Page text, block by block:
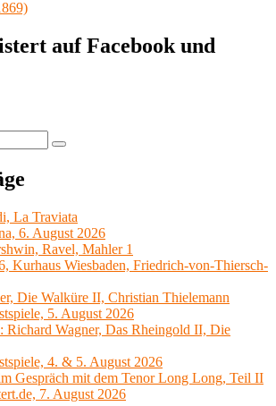
auf Facebook und
Suchen
La Traviata
6. August 2026
Ravel, Mahler 1
Kurhaus Wiesbaden, Friedrich-von-Thiersch-
Die Walküre II, Christian Thielemann
5. August 2026
Richard Wagner, Das Rheingold II, Die
4. & 5. August 2026
Gespräch mit dem Tenor Long Long, Teil II
7. August 2026